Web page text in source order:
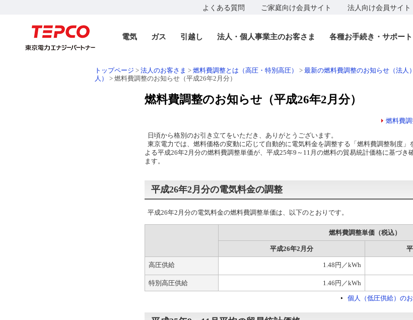
よくある質問 ご家庭向け会員サイト 法人向け会員サイト
電気 ガス 引越し 法人・個人事業主のお客さま 各種お手続き・サポート
トップページ > 法人のお客さま > 燃料費調整とは（高圧・特別高圧） > 最新の燃料費調整のお知らせ（法人）
人）
> 燃料費調整のお知らせ（平成26年2月分）
燃料費調整のお知らせ（平成26年2月分）
燃料費
日頃から格別のお引き立てをいただき、ありがとうございます。
東京電力では、燃料価格の変動に応じて自動的に電気料金を調整する「燃料費調整制度」
よる平成26年2月分の燃料費調整単価が、平成25年9～11月の燃料の貿易統計価格に基づき
ます。
平成26年2月分の電気料金の調整
平成26年2月分の電気料金の燃料費調整単価は、以下のとおりです。
燃料費調整単価（税込）
平成26年2月分
高圧供給 1.48円／kWh
特別高圧供給 1.46円／kWh
個人（低圧供給）の